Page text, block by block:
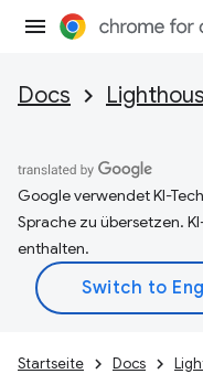
Docs
Google verwendet KI-
Sprache zu übersetzen.
enthalten.
Startseite Docs